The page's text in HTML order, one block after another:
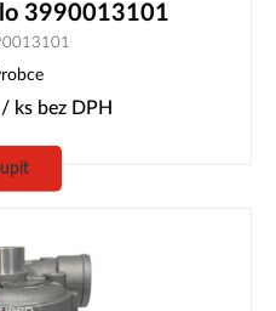
3990013101
ks bez DPH